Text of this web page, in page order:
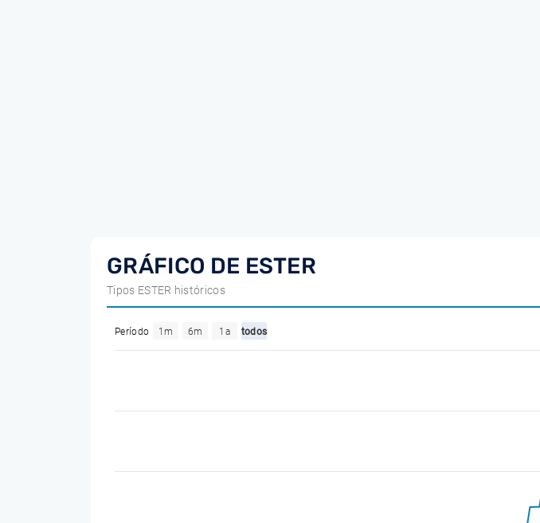
GRÁFICO DE ESTER
Tipos ESTER históricos
Período 1m 6m 1a todos